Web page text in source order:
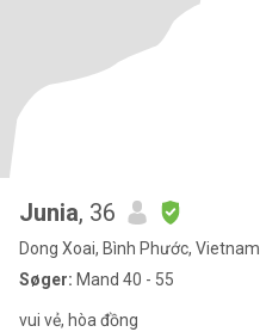
Junia, 36
Dong Xoai, Bình Phước, Vietnam
Søger: Mand 40 - 55
vui vẻ, hòa đồng